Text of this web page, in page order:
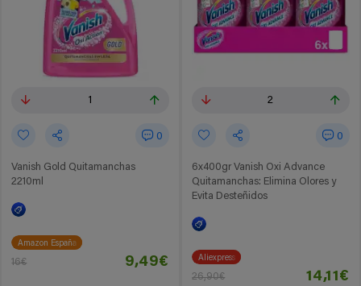
1
0
Vanish Gold Quitamanchas
2210ml
Amazon España
16€ 9,49€
2
0
6x400gr Vanish Oxi Advance
Quitamanchas: Elimina Olores y
Evita Desteñidos
Aliexpress
26,90€ 14,11€